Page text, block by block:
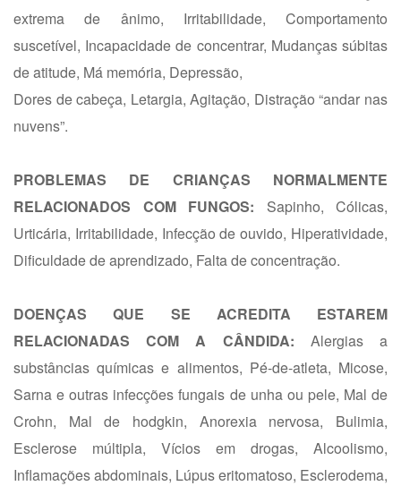
extrema de ânimo, Irritabilidade, Comportamento
suscetível, Incapacidade de concentrar, Mudanças súbitas
de atitude, Má memória, Depressão,
Dores de cabeça, Letargia, Agitação, Distração “andar nas
nuvens”.
PROBLEMAS DE CRIANÇAS NORMALMENTE
RELACIONADOS COM FUNGOS: Sapinho, Cólicas,
Urticária, Irritabilidade, Infecção de ouvido, Hiperatividade,
Dificuldade de aprendizado, Falta de concentração.
DOENÇAS QUE SE ACREDITA ESTAREM
RELACIONADAS COM A CÂNDIDA: Alergias a
substâncias químicas e alimentos, Pé-de-atleta, Micose,
Sarna e outras infecções fungais de unha ou pele, Mal de
Crohn, Mal de hodgkin, Anorexia nervosa, Bulimia,
Esclerose múltipla, Vícios em drogas, Alcoolismo,
Inflamações abdominais, Lúpus eritomatoso, Esclerodema,